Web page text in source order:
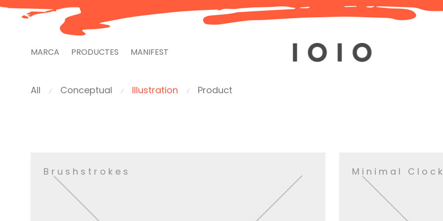
MARCA PRODUCTES MANIFEST
All ⁄ Conceptual ⁄ Illustration ⁄ Product
Brushstrokes Minimal